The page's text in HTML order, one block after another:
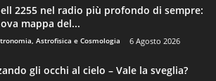
2255 nel radio più profondo di sempre:
mappa del...
Astrofisica e Cosmologia 6 Agosto 2026
gli occhi al cielo – Vale la sveglia?